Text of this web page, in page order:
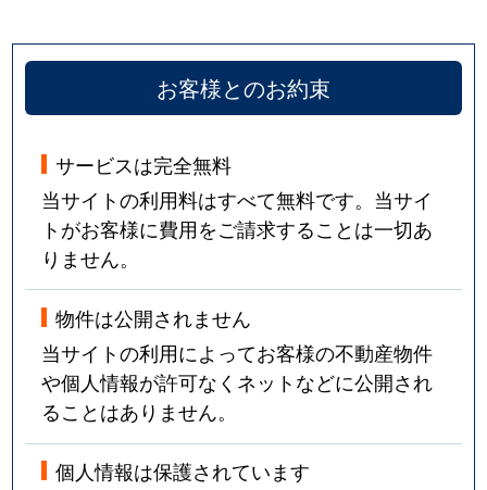
お客様とのお約束
サービスは完全無料
当サイトの利用料はすべて無料です。当サイ
トがお客様に費用をご請求することは一切あ
りません。
物件は公開されません
当サイトの利用によってお客様の不動産物件
や個人情報が許可なくネットなどに公開され
ることはありません。
個人情報は保護されています